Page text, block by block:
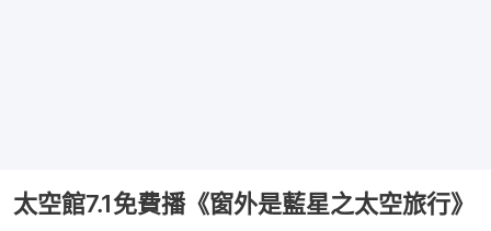
太空館7.1免費播《窗外是藍星之太空旅行》